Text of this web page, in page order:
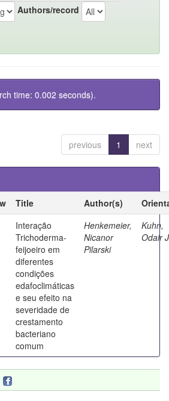
Authors/record
time: 0.002 seconds).
previous 1 next
Title Author(s)
Interação
Trichoderma-
feijoeiro em
diferentes
condições
edafoclimáticas
e seu efeito na
severidade de
crestamento
bacteriano
comum
Henkemeier,
Nicanor
Pilarski
Kuhn,
Odair